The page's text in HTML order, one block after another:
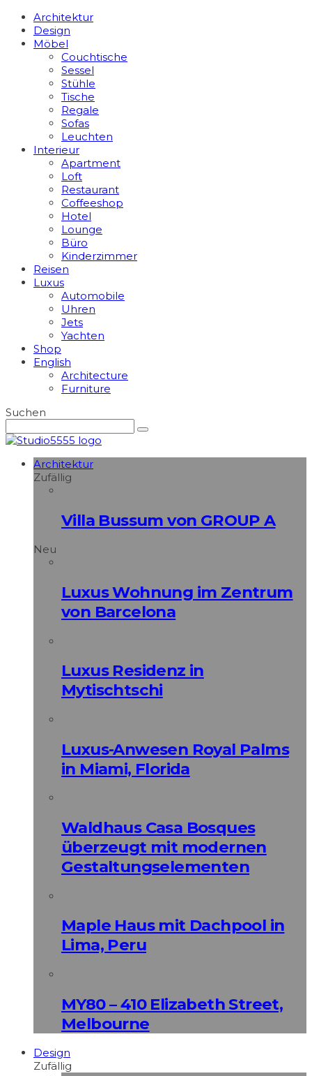
Architektur
Design
Möbel
Couchtische
Sessel
Stühle
Tische
Regale
Sofas
Leuchten
Interieur
Apart­ment
Loft
Restaurant
Coffeeshop
Hotel
Lounge
Büro
Kinderzimmer
Reisen
Luxus
Automobile
Uhren
Jets
Yachten
Shop
English
Architecture
Furniture
Suchen
Architektur
Zufällig
Villa Bussum von GROUP A
Neu
Luxus Wohnung im Zentrum
von Barcelona
Luxus Residenz in
Mytischtschi
Luxus-Anwesen Royal Palms
in Miami, Florida
Waldhaus Casa Bosques
überzeugt mit modernen
Gestaltungselementen
Maple Haus mit Dachpool in
Lima, Peru
MY80 – 410 Elizabeth Street,
Melbourne
Design
Zufällig